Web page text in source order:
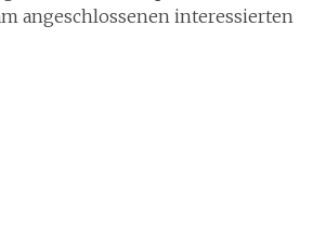
angeschlossenen interessierten